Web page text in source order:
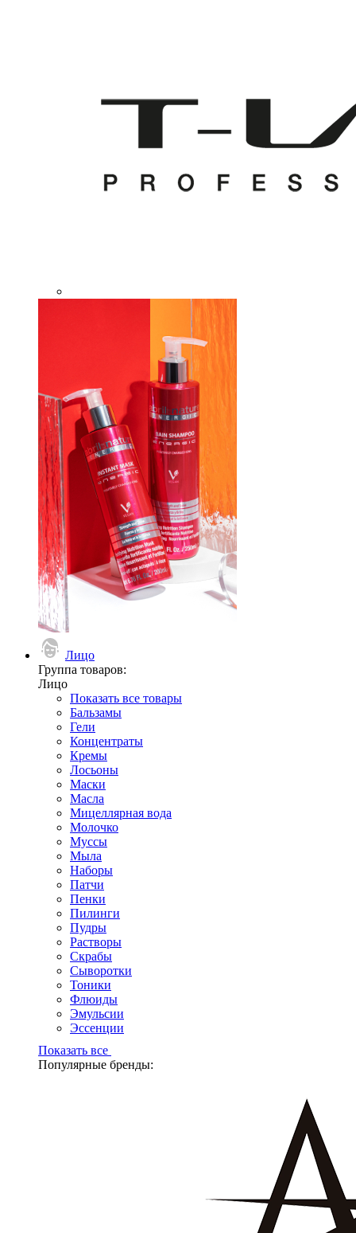
Лицо
Группа товаров:
Лицо
Показать все товары
Бальзамы
Гели
Концентраты
Кремы
Лосьоны
Маски
Масла
Мицеллярная вода
Молочко
Муссы
Мыла
Наборы
Патчи
Пенки
Пилинги
Пудры
Растворы
Скрабы
Сыворотки
Тоники
Флюиды
Эмульсии
Эссенции
Показать все
Популярные бренды: